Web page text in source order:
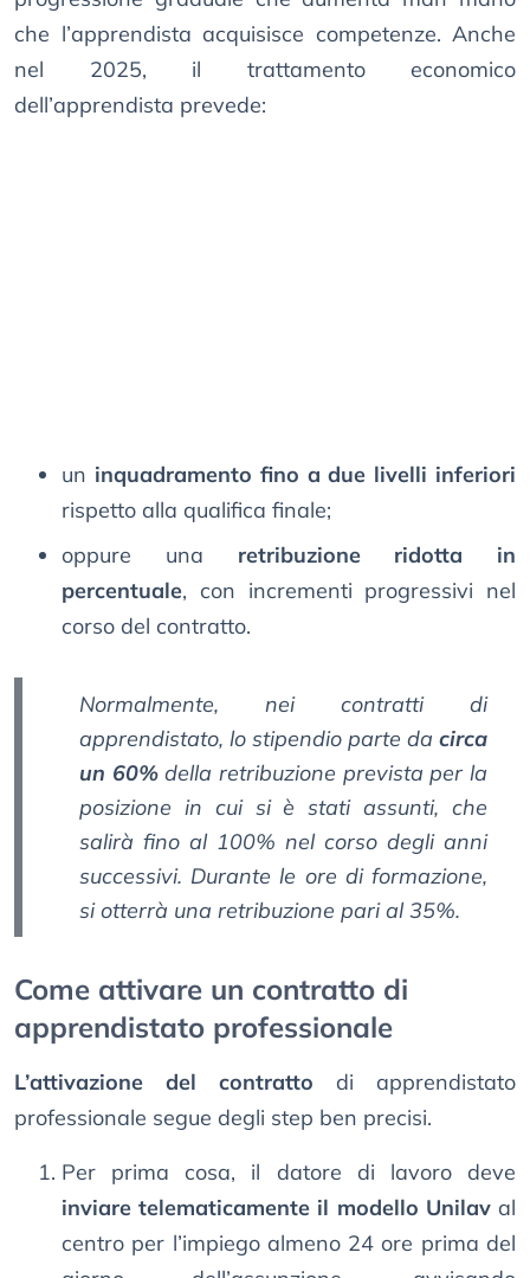
che l’apprendista acquisisce competenze. Anche
nel 2025, il trattamento economico
dell’apprendista prevede:
un inquadramento fino a due livelli inferiori
rispetto alla qualifica finale;
oppure una retribuzione ridotta in
percentuale, con incrementi progressivi nel
corso del contratto.
Normalmente, nei contratti di
apprendistato, lo stipendio parte da circa
un 60%della retribuzione prevista per la
posizione in cui si è stati assunti, che
salirà fino al 100% nel corso degli anni
successivi. Durante le ore di formazione,
si otterrà una retribuzione pari al 35%.
Come attivare un contratto di
apprendistato professionale
L’attivazione del contratto di apprendistato
professionale segue degli step ben precisi.
Per prima cosa, il datore di lavoro deve
inviare telematicamente il modello Unilaval
centro per l’impiego almeno 24 ore prima del